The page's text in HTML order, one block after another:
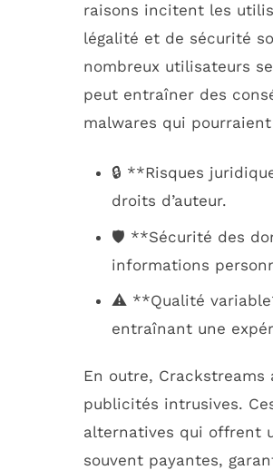
raisons incitent les
légalité et de sécurité
nombreux utilisateurs
peut entraîner des
malwares qui
🔒 **Risques
droits d’auteur.
🛡️ **Sécurité des
informations
⚠️ **Qualité
entraînant une
En outre,
publicités intrusives.
alternatives qui offrent
souvent payantes,